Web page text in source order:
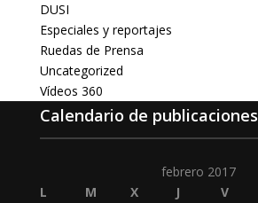
DUSI
Especiales y reportajes
Ruedas de Prensa
Uncategorized
Vídeos 360
Calendario de publicaciones
febrero 2017
L
M X J V